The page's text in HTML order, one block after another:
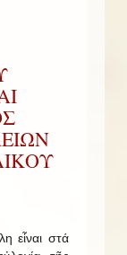
εἶναι στά